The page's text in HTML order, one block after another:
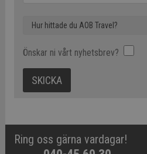
Önskar ni vårt nyhetsbrev?
Ring oss gärna vardagar!